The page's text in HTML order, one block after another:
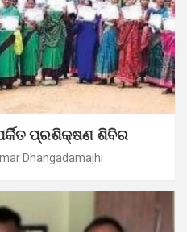
ପ୍ରଶିକ୍ଷଣ ଶିବିର
Dhangadamajhi